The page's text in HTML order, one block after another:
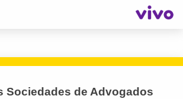
Sociedades de Advogados